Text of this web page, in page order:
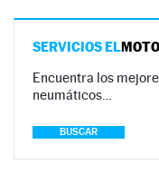
SERVICIOS EL
Encuentra los
neumáticos…
BUSCAR